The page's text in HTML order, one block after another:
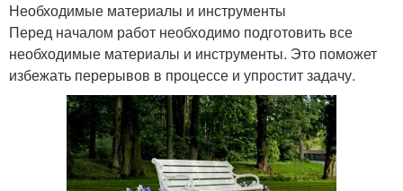
Необходимые материалы и инструменты
Перед началом работ необходимо подготовить все
необходимые материалы и инструменты. Это поможет
избежать перерывов в процессе и упростит задачу.